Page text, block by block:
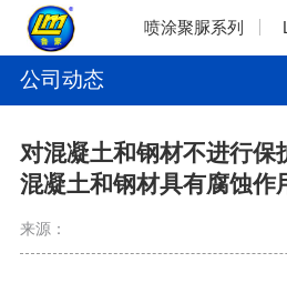
喷涂聚脲系列
公司动态
对混凝土和钢材不进行保
混凝土和钢材具有腐蚀作
来源：